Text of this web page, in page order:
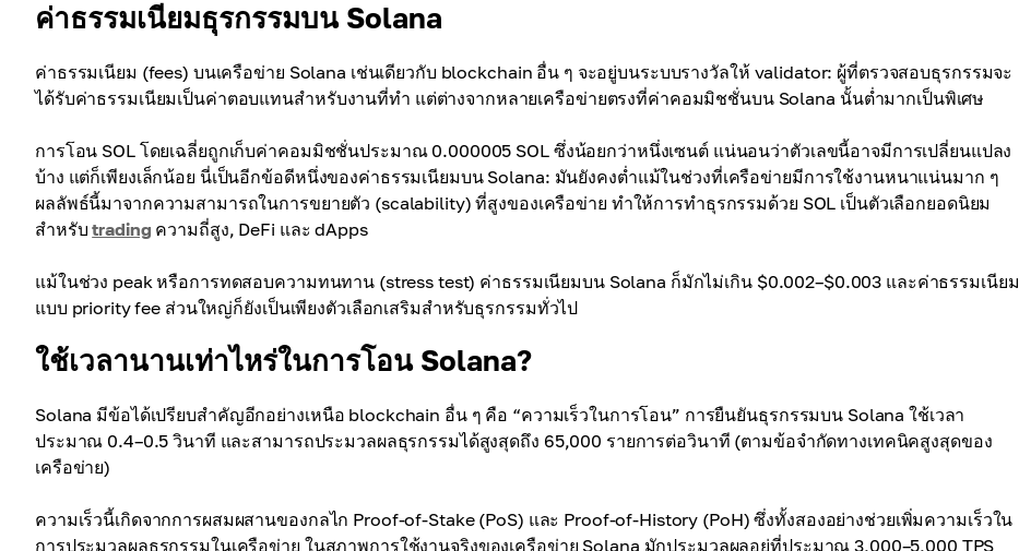
ค่าธรรมเนียมธุรกรรมบน Solana
ค่าธรรมเนียม (fees) บนเครือข่าย Solana เช่นเดียวกับ blockchain อื่น ๆ จะอยู่บนระบบรางวัลให้ validator: ผู้ที่ตรวจสอบธุรกรรมจะ
ได้รับค่าธรรมเนียมเป็นค่าตอบแทนสำหรับงานที่ทำ แต่ต่างจากหลายเครือข่ายตรงที่ค่าคอมมิชชั่นบน Solana นั้นต่ำมากเป็นพิเศษ
การโอน SOL โดยเฉลี่ยถูกเก็บค่าคอมมิชชั่นประมาณ 0.000005 SOL ซึ่งน้อยกว่าหนึ่งเซนต์ แน่นอนว่าตัวเลขนี้อาจมีการเปลี่ยนแปลง
บ้าง แต่ก็เพียงเล็กน้อย นี่เป็นอีกข้อดีหนึ่งของค่าธรรมเนียมบน Solana: มันยังคงต่ำแม้ในช่วงที่เครือข่ายมีการใช้งานหนาแน่นมาก ๆ
ผลลัพธ์นี้มาจากความสามารถในการขยายตัว (scalability) ที่สูงของเครือข่าย ทำให้การทำธุรกรรมด้วย SOL เป็นตัวเลือกยอดนิยม
สำหรับtrading ความถี่สูง, DeFi และ dApps
แม้ในช่วง peak หรือการทดสอบความทนทาน (stress test) ค่าธรรมเนียมบน Solana ก็มักไม่เกิน $0.002–$0.003 และค่าธรรมเนียม
แบบ priority fee ส่วนใหญ่ก็ยังเป็นเพียงตัวเลือกเสริมสำหรับธุรกรรมทั่วไป
ใช้เวลานานเท่าไหร่ในการโอน Solana?
Solana มีข้อได้เปรียบสำคัญอีกอย่างเหนือ blockchain อื่น ๆ คือ “ความเร็วในการโอน” การยืนยันธุรกรรมบน Solana ใช้เวลา
ประมาณ 0.4–0.5 วินาที และสามารถประมวลผลธุรกรรมได้สูงสุดถึง 65,000 รายการต่อวินาที (ตามข้อจำกัดทางเทคนิคสูงสุดของ
เครือข่าย)
ความเร็วนี้เกิดจากการผสมผสานของกลไก Proof-of-Stake (PoS) และ Proof-of-History (PoH) ซึ่งทั้งสองอย่างช่วยเพิ่มความเร็วใน
การประมวลผลธุรกรรมในเครือข่าย ในสภาพการใช้งานจริงของเครือข่าย Solana มักประมวลผลอยู่ที่ประมาณ 3,000–5,000 TPS